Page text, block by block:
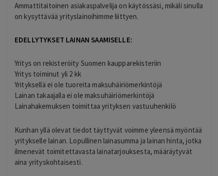
Ammattitaitoinen asiakaspalvelija on käytössäsi, mikäli sinulla
on kysyttävää yrityslainoihimme liittyen.
EDELLYTYKSET LAINAN SAAMISELLE:
Yritys on rekisteröity Suomen kaupparekisteriin
Yritys toiminut yli 2 kk
Yrityksellä ei ole tuoreita maksuhäiriömerkintöjä
Lainan takaajalla ei ole maksuhäiriömerkintöjä
Lainahakemuksen toimittaa yrityksen vastuuhenkilö
Kunhan yllä olevat tiedot täyttyvät voimme yleensä myöntää
yritykselle lainan. Lopullinen lainasumma ja lainan hinta, jotka
ilmenevät toimitettavasta lainatarjouksesta, määräytyvät
aina yrityskohtaisesti.